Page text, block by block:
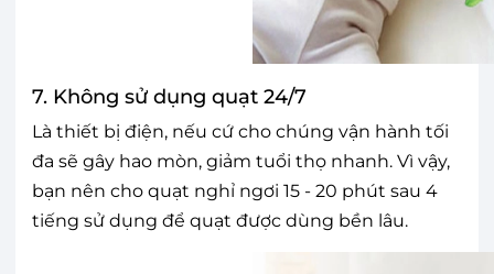
7. Không sử dụng quạt 24/7
Là thiết bị điện, nếu cứ cho chúng vận hành tối
đa sẽ gây hao mòn, giảm tuổi thọ nhanh. Vì vậy,
bạn nên cho quạt nghỉ ngơi 15 - 20 phút sau 4
tiếng sử dụng để quạt được dùng bền lâu.